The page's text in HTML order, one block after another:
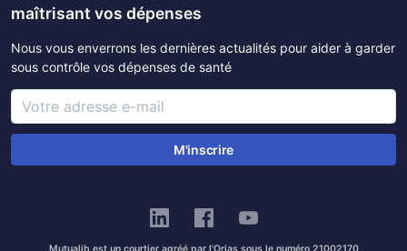
maîtrisant vos dépenses
Nous vous enverrons les dernières actualités pour aider à garder
sous contrôle vos dépenses de santé
M'inscrire
Mutualib est un courtier agréé par l'Orias sous le numéro 21002170